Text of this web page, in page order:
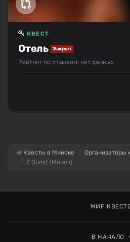
Отель Закрыт
КВЕСТ
Рейтинг по отзывам: нет данных
Квесты в Минске
Организаторы
Z Quest (Минск)
МИР
В НАЧАЛО